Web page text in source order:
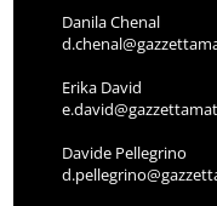
Danila Chenal
Erika David
Davide Pellegrino